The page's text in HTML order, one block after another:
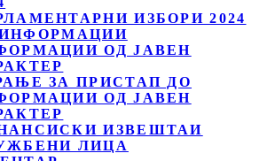
ИЗБОРИ 2024
ОД ЈАВЕН
ЗА ПРИСТАП ДО
ОД ЈАВЕН
ИЗВЕШТАИ
ЛИЦА